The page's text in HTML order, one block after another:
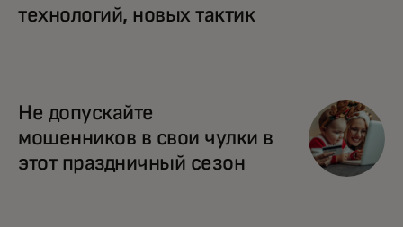
технологий, новых тактик
Не допускайте
мошенников в свои чулки в
этот праздничный сезон